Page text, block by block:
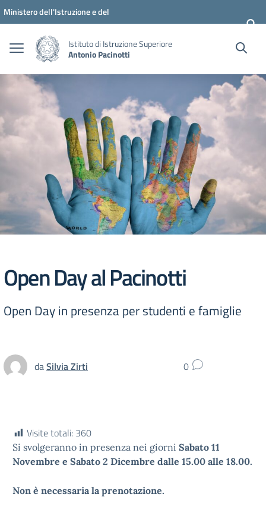
Vai ai contenuti
Vai al menu di navigazione
Vai al footer
Ministero dell'Istruzione e del
Istituto di Istruzione Superiore
Antonio Pacinotti
Open Day al Pacinotti
Open Day in presenza per studenti e famiglie
daSilvia Zirti 0
Visite totali: 360
Si svolgeranno in presenza nei giorni Sabato 11
Novembre e Sabato 2 Dicembre dalle 15.00 alle 18.00.
Non è necessaria la prenotazione.